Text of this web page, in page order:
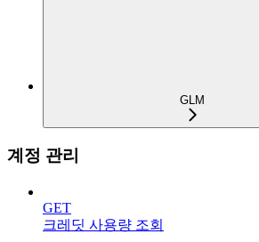
GLM
계정 관리
GET
크레딧 사용량 조회